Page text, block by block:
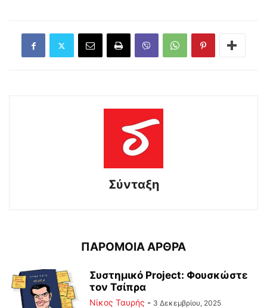
Σύνταξη
ΠΑΡΟΜΟΙΑ ΑΡΘΡΑ
Συστημικό Project: Φουσκώστε
τον Τσίπρα
Νίκος Ταυρής - 3 Δεκεμβρίου, 2025